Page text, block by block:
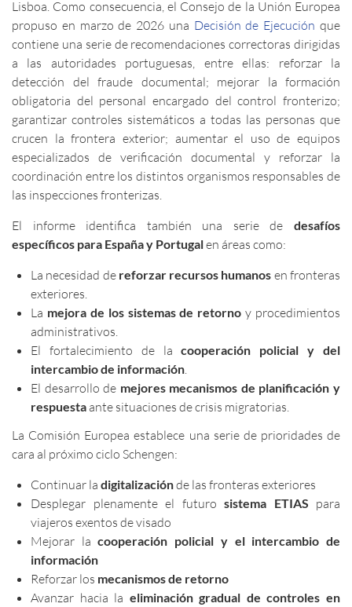
Lisboa. Como consecuencia, el Consejo de la Unión Europea
propuso en marzo de 2026 una Decisión de Ejecución que
contiene una serie de recomendaciones correctoras dirigidas
a las autoridades portuguesas, entre ellas: reforzar la
detección del fraude documental; mejorar la formación
obligatoria del personal encargado del control fronterizo;
garantizar controles sistemáticos a todas las personas que
crucen la frontera exterior; aumentar el uso de equipos
especializados de verificación documental y reforzar la
coordinación entre los distintos organismos responsables de
las inspecciones fronterizas.
El informe identifica también una serie de desafíos
específicos para España y Portugalen áreas como:
La necesidad de reforzar recursos humanos en fronteras
exteriores.
La mejora de los sistemas de retorno y procedimientos
administrativos.
El fortalecimiento de lacooperación policial y del
intercambio de información
El desarrollo de mejores mecanismos de planificación y
respuesta ante situaciones de crisis migratorias.
La Comisión Europea establece una serie de prioridades de
cara al próximo ciclo Schengen:
Continuar la digitalizaciónde las fronteras exteriores
Desplegar plenamente el futuro sistema ETIAS para
viajeros exentos de visado
Mejorar lacooperación policial y el intercambio de
información
Reforzar los mecanismos de retorno
Avanzar hacia la eliminación gradual de controles en